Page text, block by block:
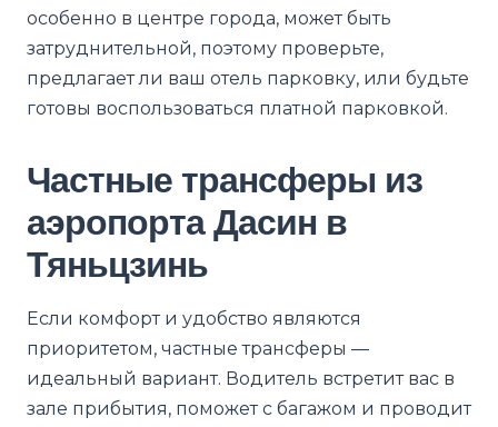
особенно в центре города, может быть
затруднительной, поэтому проверьте,
предлагает ли ваш отель парковку, или будьте
готовы воспользоваться платной парковкой.
Частные трансферы из
аэропорта Дасин в
Тяньцзинь
Если комфорт и удобство являются
приоритетом, частные трансферы —
идеальный вариант. Водитель встретит вас в
зале прибытия, поможет с багажом и проводит